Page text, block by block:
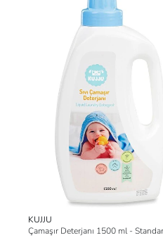
KUJJU
Çamaşır Deterjanı 1500 ml -